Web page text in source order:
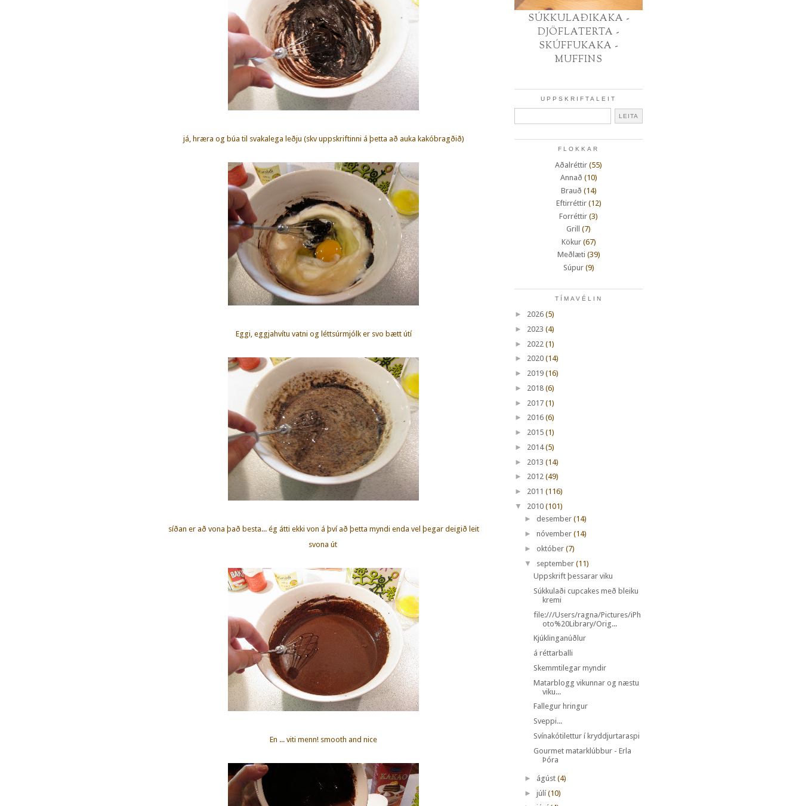
já, hræra og búa til svakalega leðju (skv uppskriftinni á þetta að auka kakóbragðið)
Eggi, eggjahvítu vatni og léttsúrmjólk er svo bætt útí
síðan er að vona það besta... ég átti ekki von á því að þetta myndi enda vel þegar deigið leit
svona út
En ... viti menn! smooth and nice
SÚKKULAÐIKAKA -
DJÖFLATERTA -
SKÚFFUKAKA -
MUFFINS
UPPSKRIFTALEIT
FLOKKAR
Aðalréttir (55)
Annað (10)
Brauð (14)
Eftirréttir (12)
Forréttir (3)
Grill
(7)
Kökur (67)
Meðlæti (39)
Súpur (9)
TÍMAVÉLIN
► 2026 (5)
► 2023 (4)
► 2022 (1)
► 2020 (14)
► 2019 (16)
► 2018 (6)
► 2017 (1)
► 2016 (6)
► 2015 (1)
► 2014 (5)
► 2013 (14)
► 2012 (49)
► 2011 (116)
▼
2010 (101)
► desember (14)
► nóvember (14)
► október (7)
▼
september (11)
Uppskrift þessarar viku
Súkkulaði cupcakes með bleiku
kremi
file:///Users/ragna/Pictures/iPh
oto%20Library/Orig...
Kjúklinganúðlur
á réttarballi
Skemmtilegar myndir
Matarblogg vikunnar og næstu
viku...
Fallegur hringur
Sveppi...
Svínakótilettur í kryddjurtaraspi
Gourmet matarklúbbur - Erla
Þóra
► ágúst (4)
► júlí (10)